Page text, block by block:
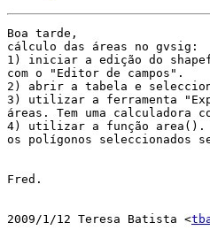
Boa tarde,
cálculo das áreas no gvsig:
1) iniciar a edição do
com o "Editor de campos".
2) abrir a tabela e
3) utilizar a ferramenta
áreas. Tem uma calculadora
4) utilizar a função area().
os polígonos seleccionados
Fred.
2009/1/12 Teresa Batista <